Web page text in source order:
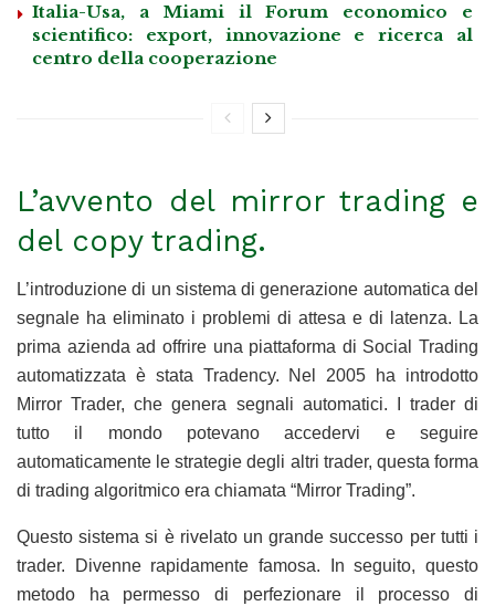
Italia-Usa, a Miami il Forum economico e
scientifico: export, innovazione e ricerca al
centro della cooperazione
L’avvento del mirror trading e
del copy trading.
L’introduzione di un sistema di generazione automatica del
segnale ha eliminato i problemi di attesa e di latenza. La
prima azienda ad offrire una piattaforma di Social Trading
automatizzata è stata Tradency. Nel 2005 ha introdotto
Mirror Trader, che genera segnali automatici. I trader di
tutto il mondo potevano accedervi e seguire
automaticamente le strategie degli altri trader, questa forma
di trading algoritmico era chiamata “Mirror Trading”.
Questo sistema si è rivelato un grande successo per tutti i
trader. Divenne rapidamente famosa. In seguito, questo
metodo ha permesso di perfezionare il processo di